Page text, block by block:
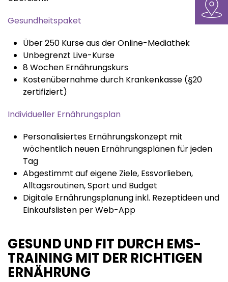
Gesundheitspaket
Über 250 Kurse aus der Online-Mediathek
Unbegrenzt Live-Kurse
8 Wochen Ernährungskurs
Kostenübernahme durch Krankenkasse (§20
zertifiziert)
Individueller Ernährungsplan
Personalisiertes Ernährungskonzept mit
wöchentlich neuen Ernährungsplänen für jeden
Tag
Abgestimmt auf eigene Ziele, Essvorlieben,
Alltagsroutinen, Sport und Budget
Digitale Ernährungsplanung inkl. Rezeptideen und
Einkaufslisten per Web-App
GESUND UND FIT DURCH EMS-
TRAINING MIT DER RICHTIGEN
ERNÄHRUNG